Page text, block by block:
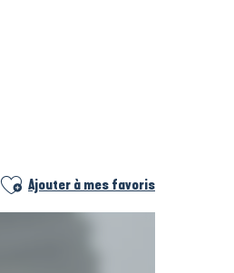
Ajouter aux favoris
Ajouter à mes favoris